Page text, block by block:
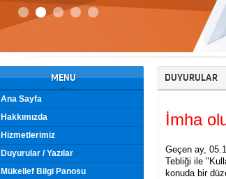
MENU
Ana Sayfa
Hakkımızda
Hizmetlerimiz
Duyurular / Yazılar
Mükellef Bilgi Panosu
DUYURULAR
İmha
Geçen ay,
Tebliği ile
konuda bir